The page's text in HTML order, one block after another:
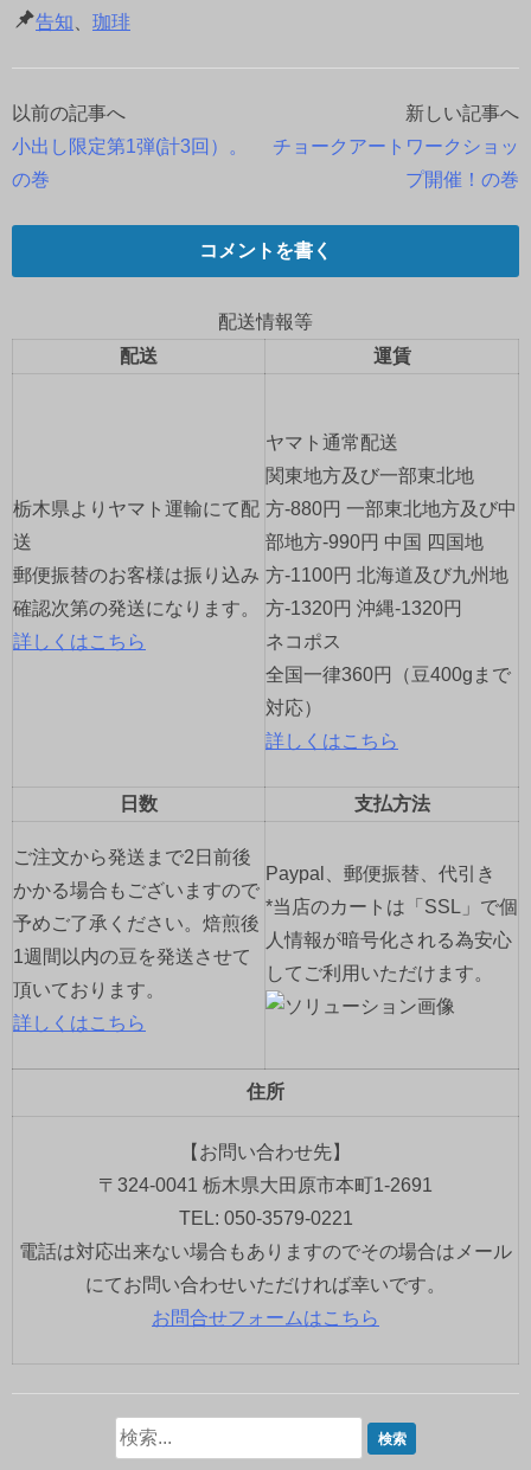
告知 珈琲
投
稿
ナ
ビ
ー
ン
以前の記事へ
小出し限定第1弾(計3回）。
の巻
新しい記事へ
チョークアートワークショッ
プ開催！の巻
コメントを書く
配送情報等
配送
運賃
栃木県よりヤマト運輸にて配
送
郵便振替のお客様は振り込み
確認次第の発送になります。
詳しくはこちら
ヤマト通常配送
関東地方及び一部東北地
方-880円 一部東北地方及び中
部地方-990円 中国 四国地
方-1100円 北海道及び九州地
方-1320円 沖縄-1320円
ネコポス
全国一律360円（豆400gまで
対応）
詳しくはこちら
日数 支払方法
ご注文から発送まで2日前後
かかる場合もございますので
予めご了承ください。焙煎後
1週間以内の豆を発送させて
頂いております。
詳しくはこちら
Paypal、郵便振替、代引き
*当店のカートは「SSL」で個
人情報が暗号化される為安心
してご利用いただけます。
住所
【お問い合わせ先】
〒324-0041 栃木県大田原市本町1-2691
TEL: 050-3579-0221
電話は対応出来ない場合もありますのでその場合はメール
にてお問い合わせいただければ幸いです。
お問合せフォームはこちら